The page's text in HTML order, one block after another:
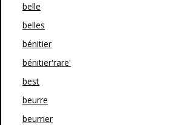
belle
belles
bénitier
bénitier'rare'
best
beurre
beurrier